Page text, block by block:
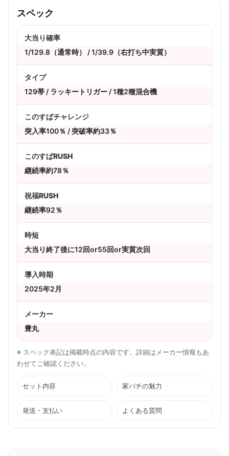
スペック
大当り確率
1/129.8（通常時） / 1/39.9（右打ち中実質）
タイプ
129帯 / ラッキートリガー / 1種2種混合機
このすばチャレンジ
突入率100％ / 突破率約33％
このすばRUSH
継続率約78％
祝福RUSH
継続率92％
時短
大当り終了後に12回or55回or実質次回
導入時期
2025年2月
メーカー
豊丸
※ スペック表記は掲載時点の内容です。詳細はメーカー情報もあ
わせてご確認ください。
セット内容 家パチの魅力
発送・支払い よくある質問